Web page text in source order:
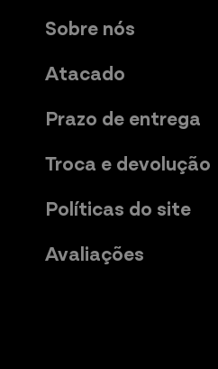
Sobre nós
Atacado
Prazo de entrega
Troca e devolução
Políticas do site
Avaliações